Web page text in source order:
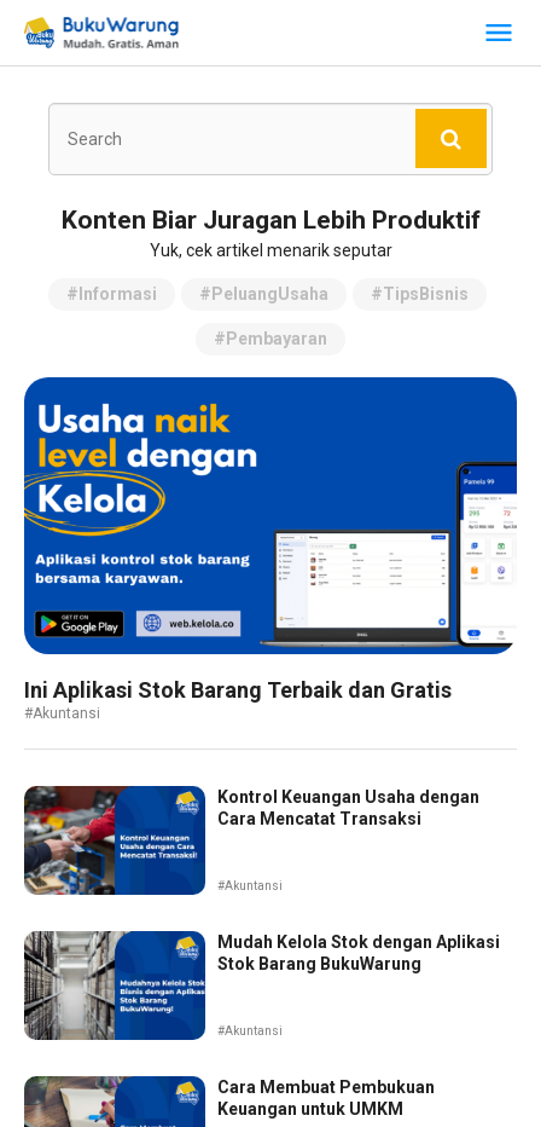
Konten Biar Juragan Lebih Produktif
Yuk, cek artikel menarik seputar
#Informasi #PeluangUsaha #TipsBisnis
#Pembayaran
Ini Aplikasi Stok Barang Terbaik dan Gratis
#Akuntansi
Kontrol Keuangan Usaha dengan
Cara Mencatat Transaksi
#Akuntansi
Mudah Kelola Stok dengan Aplikasi
Stok Barang BukuWarung
#Akuntansi
Cara Membuat Pembukuan
Keuangan untuk UMKM